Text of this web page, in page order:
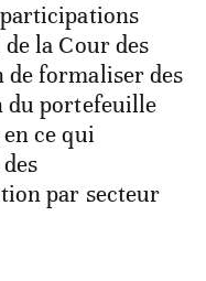
la Cour des
de formaliser des
du portefeuille
ce qui
par secteur